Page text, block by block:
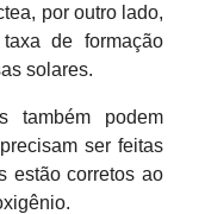
por outro lado,
de formação
solares.
também podem
ser feitas
estão corretos ao